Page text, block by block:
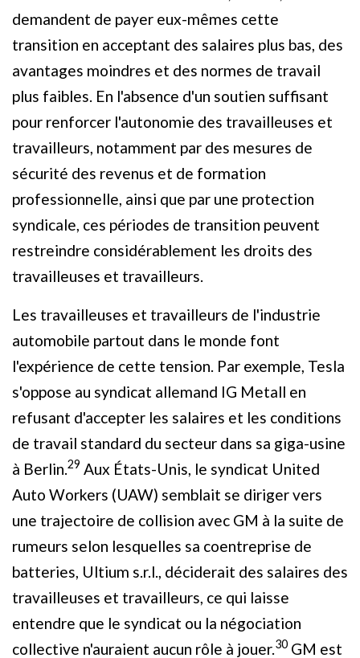
demandent de payer eux-mêmes cette
transition en acceptant des salaires plus bas, des
avantages moindres et des normes de travail
plus faibles. En l'absence d'un soutien suffisant
pour renforcer l'autonomie des travailleuses et
travailleurs, notamment par des mesures de
sécurité des revenus et de formation
professionnelle, ainsi que par une protection
syndicale, ces périodes de transition peuvent
restreindre considérablement les droits des
travailleuses et travailleurs.
Les travailleuses et travailleurs de l'industrie
automobile partout dans le monde font
l'expérience de cette tension. Par exemple, Tesla
s'oppose au syndicat allemand IG Metall en
refusant d'accepter les salaires et les conditions
de travail standard du secteur dans sa giga-usine
à Berlin. 29 Aux États-Unis, le syndicat United
Auto Workers (UAW) semblait se diriger vers
une trajectoire de collision avec GM à la suite de
rumeurs selon lesquelles sa coentreprise de
batteries, Ultium s.r.l., déciderait des salaires des
travailleuses et travailleurs, ce qui laisse
entendre que le syndicat ou la négociation
collective n'auraient aucun rôle à jouer. 30 GM est